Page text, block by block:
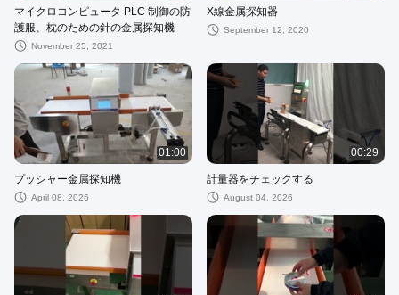
マイクロコンピュータ PLC 制御の防
護服、枕のための針の金属探知機
November 25, 2021
X線金属探知器
September 12, 2020
01:00
プッシャー金属探知機
April 08, 2026
00:29
計量器をチェックする
August 04, 2026